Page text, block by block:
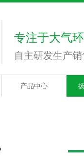
专注于大气
自主研发生产
产品中心